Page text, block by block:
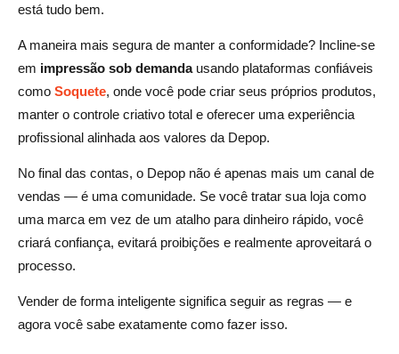
está tudo bem.
A maneira mais segura de manter a conformidade? Incline-se
em impressão sob demandausando plataformas confiáveis
como Soquete, onde você pode criar seus próprios produtos,
manter o controle criativo total e oferecer uma experiência
profissional alinhada aos valores da Depop.
No final das contas, o Depop não é apenas mais um canal de
vendas — é uma comunidade. Se você tratar sua loja como
uma marca em vez de um atalho para dinheiro rápido, você
criará confiança, evitará proibições e realmente aproveitará o
processo.
Vender de forma inteligente significa seguir as regras — e
agora você sabe exatamente como fazer isso.